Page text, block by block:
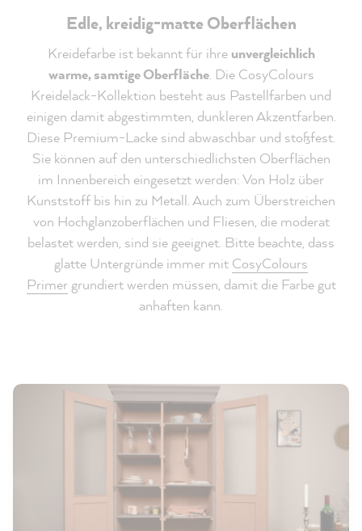
Edle, kreidig-matte Oberflächen
Kreidefarbe ist bekannt für ihre unvergleichlich
warme, samtige Oberfläche. Die CosyColours
Kreidelack-Kollektion besteht aus Pastellfarben und
einigen damit abgestimmten, dunkleren Akzentfarben.
Diese Premium-Lacke sind abwaschbar und stoßfest.
Sie können auf den unterschiedlichsten Oberflächen
im Innenbereich eingesetzt werden: Von Holz über
Kunststoff bis hin zu Metall. Auch zum Überstreichen
von Hochglanzoberflächen und Fliesen, die moderat
belastet werden, sind sie geeignet. Bitte beachte, dass
glatte Untergründe immer mit CosyColours
Primergrundiert werden müssen, damit die Farbe gut
anhaften kann.